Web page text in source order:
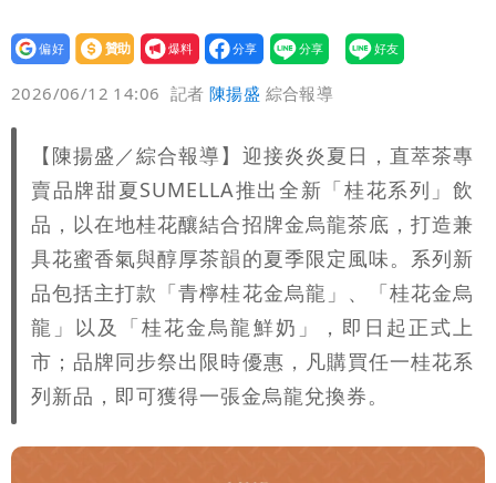
設為
贊助
我要
爆料
2026/06/12 14:06 記者陳揚盛 綜合報導
【陳揚盛／綜合報導】迎接炎炎夏日，直萃茶專
賣品牌甜夏SUMELLA推出全新「桂花系列」飲
品，以在地桂花釀結合招牌金烏龍茶底，打造兼
具花蜜香氣與醇厚茶韻的夏季限定風味。系列新
品包括主打款「青檸桂花金烏龍」、「桂花金烏
龍」以及「桂花金烏龍鮮奶」，即日起正式上
市；品牌同步祭出限時優惠，凡購買任一桂花系
列新品，即可獲得一張金烏龍兌換券。